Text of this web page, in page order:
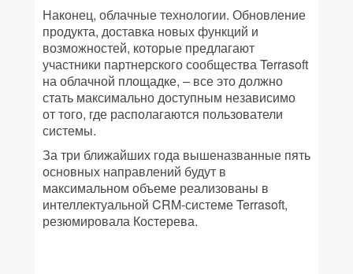
Наконец, облачные технологии. Обновление
продукта, доставка новых функций и
возможностей, которые предлагают
участники партнерского сообществаTerrasoft
на облачной площадке, – все это должно
стать максимально доступным независимо
от того, где располагаются пользователи
системы.
За три ближайших года вышеназванные пять
основных направлений будут в
максимальном объеме реализованы в
интеллектуальной CRM-системе Terrasoft,
резюмировала Костерева.